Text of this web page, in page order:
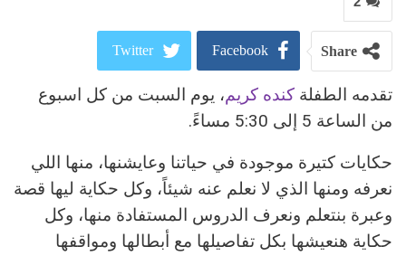
Share
Facebook
Twitter
Google+
ReddIt
البريد الالكتروني
تقدمه الطفلة كنده كريم، يوم السبت من كل اسبوع
من الساعة 5 إلى 5:30 مساءً.
حكايات كتيرة موجودة في حياتنا وعايشنها، منها اللي
نعرفه ومنها الذي لا نعلم عنه شيئاً، وكل حكاية ليها قصة
وعبرة بنتعلم ونعرف الدروس المستفادة منها، وكل
حكاية هنعيشها بكل تفاصيلها مع أبطالها ومواقفها